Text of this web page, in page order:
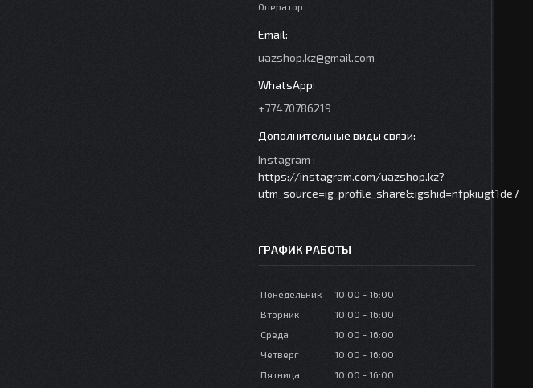
Оператор
uazshop.kz@gmail.com
+77470786219
Instagram
https://instagram.com/uazshop.kz?
utm_source=ig_profile_share&igshid=nfpkiugt1de7
ГРАФИК РАБОТЫ
Понедельник 10:00
16:00
Вторник
10:00
16:00
Среда
10:00
16:00
Четверг
10:00
16:00
Пятница
10:00 16:00